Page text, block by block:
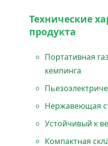
Технические
продукта
Портативная
кемпинга
Нержавеющая
Устойчивый к
Компактная